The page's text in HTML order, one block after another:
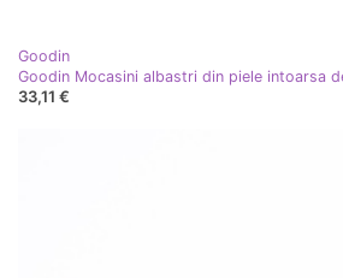
Goodin
Goodin Mocasini albastri din piele intoarsa
33,11 €